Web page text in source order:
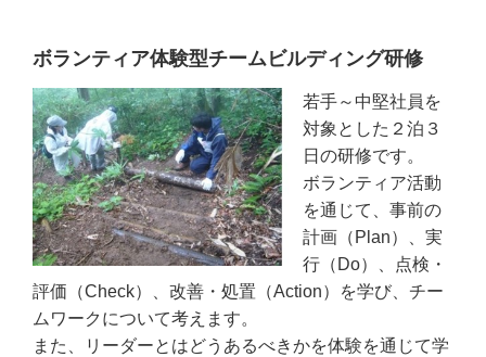
ボランティア体験型チームビルディング研修
若手～中堅社員を
対象とした２泊３
日の研修です。
ボランティア活動
を通じて、事前の
計画（Plan）、実
行（Do）、点検・
評価（Check）、改善・処置（Action）を学び、チー
ムワークについて考えます。
また、リーダーとはどうあるべきかを体験を通じて学